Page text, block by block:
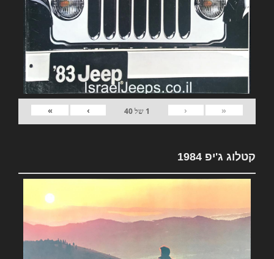
«
‹
1 של40
›
»
קטלוג ג'יפ 1984